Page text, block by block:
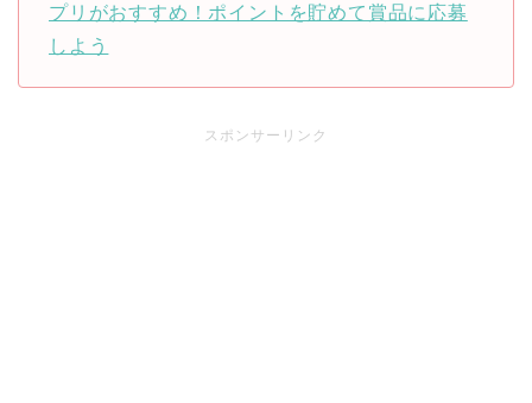
プリがおすすめ！ポイントを貯めて賞品に応募
しよう
スポンサーリンク